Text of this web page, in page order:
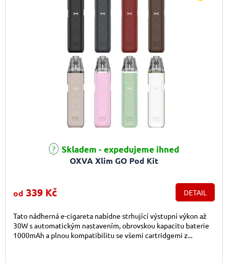
OXVA Xlim GO Pod Kit
Průměrné hodnocení produktu je 4,9 z 5 hvězdiček.
Skladem - expedujeme ihned
od 339 Kč DETAIL
Tato nádherná e-cigareta nabídne strhující výstupní výkon až
30W s automatickým nastavením, obrovskou kapacitu baterie
1000mAh a plnou kompatibilitu se všemi cartridgemi z...